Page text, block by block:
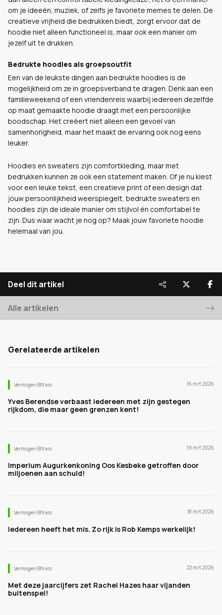
om je ideeën, muziek, of zelfs je favoriete memes te delen. De
creatieve vrijheid die bedrukken biedt, zorgt ervoor dat de
hoodie niet alleen functioneel is, maar ook een manier om
jezelf uit te drukken.
Bedrukte hoodies als groepsoutfit
Een van de leukste dingen aan bedrukte hoodies is de
mogelijkheid om ze in groepsverband te dragen. Denk aan een
familieweekend of een vriendenreis waarbij iedereen dezelfde
op maat gemaakte hoodie draagt met een persoonlijke
boodschap. Het creëert niet alleen een gevoel van
samenhorigheid, maar het maakt de ervaring ook nog eens
leuker.
Hoodies en sweaters zijn comfortkleding, maar met
bedrukken kunnen ze ook een statement maken. Of je nu kiest
voor een leuke tekst, een creatieve print of een design dat
jouw persoonlijkheid weerspiegelt, bedrukte sweaters en
hoodies zijn de ideale manier om stijlvol én comfortabel te
zijn. Dus waar wacht je nog op? Maak jouw favoriete hoodie
helemaal van jou.
Deel dit artikel
Alle artikelen
Gerelateerde artikelen
Vermogen BN’ers 16 mrt 2026
Yves Berendse verbaast iedereen met zijn gestegen
rijkdom, die maar geen grenzen kent!
Vermogen BN’ers 19 mrt 2026
Imperium Augurkenkoning Oos Kesbeke getroffen door
miljoenen aan schuld!
Vermogen BN’ers 18 mrt 2026
Iedereen heeft het mis. Zo rijk is Rob Kemps werkelijk!
Vermogen BN’ers 22 mrt 2026
Met deze jaarcijfers zet Rachel Hazes haar vijanden
buitenspel!